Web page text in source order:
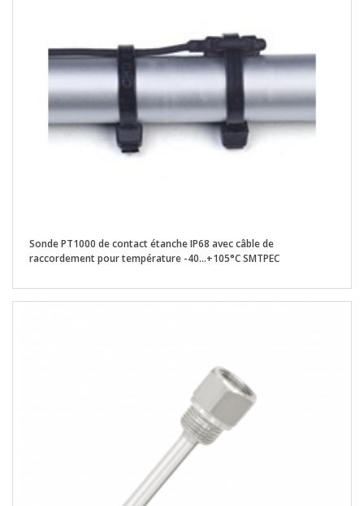
Sonde PT1000 de contact étanche IP68 avec câble de
raccordement pour température -40...+105°C SMTPEC